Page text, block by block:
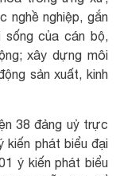
nghiệp, gắn
của cán bộ,
xây dựng môi
sản xuất, kinh
38 đảng uỷ trực
kiến phát biểu đại
ý kiến phát biểu